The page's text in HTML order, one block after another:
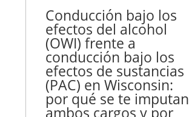
Conducción bajo los
efectos del alcohol
(OWI) frente a
conducción bajo los
efectos de sustancias
(PAC) en Wisconsin:
por qué se te imputan
ambos cargos y por